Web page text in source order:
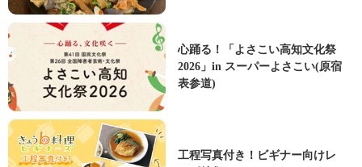
心踊る！「よさこい高知文化祭
2026」in スーパーよさこい(原宿
表参道)
工程写真付き！ビギナー向けレ